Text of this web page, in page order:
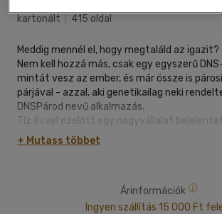
kartonált
415 oldal
Meddig mennél el, hogy megtaláld az igazit?
Nem kell hozzá más, csak egy egyszerű
mintát vesz az ember, és már össze is
párjával - azzal, aki genetikailag neki
DNSPárod nevű alkalmazás.
Tíz évvel ezelőtt egy nagyvállalat
megtalálták azt a gént, ami párosítja az
társukkal. Azóta világszerte milliók találták
párkapcsolat bomlott fel, valamint a feje
klasszikus értelemben vett románcot,
+ Mutass többet
Árinformációk
Ingyen szállítás 15 000 Ft